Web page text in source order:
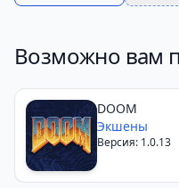
Возможно вам
DOOM
Экшены
Версия: 1.0.13